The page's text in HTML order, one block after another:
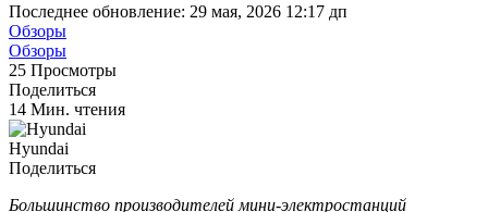
Последнее обновление: 29 мая, 2026 12:17 дп
Обзоры
Обзоры
25 Просмотры
Поделиться
14 Мин. чтения
Hyundai
Поделиться
Большинство производителей мини-электростанций